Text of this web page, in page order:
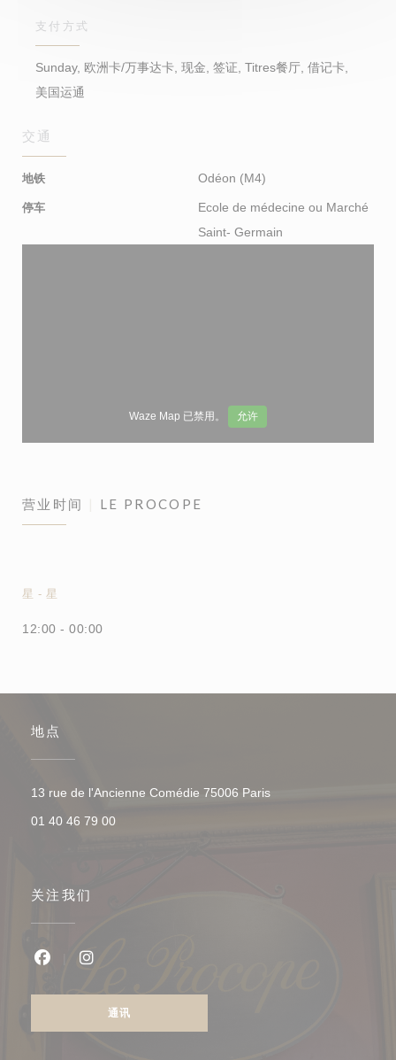
支付方式
Sunday, 欧洲卡/万事达卡, 现金, 签证, Titres餐厅, 借记卡,
美国运通
交通
地铁 Odéon (M4)
停车
Ecole de médecine ou Marché
Saint- Germain
Waze Map 已禁用。 允许
营业时间 LE PROCOPE
星 - 星
12:00 - 00:00
地点
13 rue de l'Ancienne Comédie 75006 Paris((在新窗口中打开))
01 40 46 79 00
关注我们
通讯